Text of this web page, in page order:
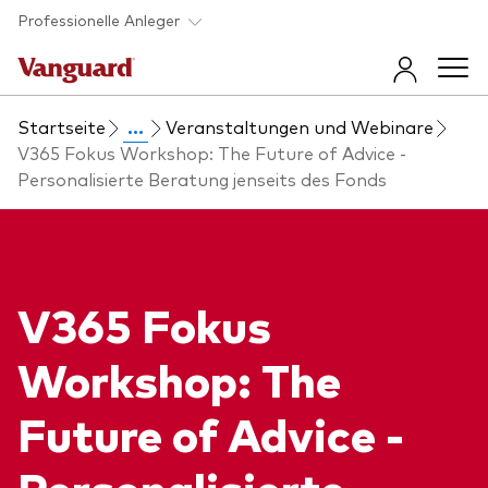
Skip to main content
Professionelle Anleger
Fonds und ETFs
Back to main menu
Direkt zur Fondsliste
Erfahren Sie mehr über unsere
Anlageprodukte
Anlageprodukte im Überblick
Insights und Events
Back to main menu
Vanguard 365 im Überblick
Über uns
Back to main menu
Startseite ...
Veranstaltungen und Webinare
V365 Fokus Workshop: The Future of Advice -
Personalisierte Beratung jenseits des Fonds
V365 Fokus
Workshop: The
Future of Advice -